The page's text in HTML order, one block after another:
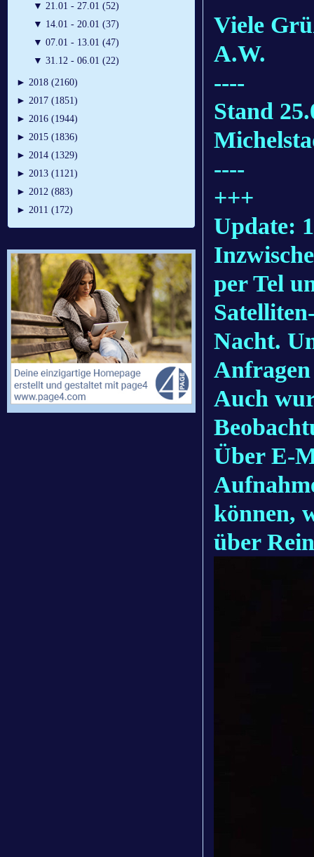
▼ 21.01 - 27.01 (52)
▼ 14.01 - 20.01 (37)
▼ 07.01 - 13.01 (47)
▼ 31.12 - 06.01 (22)
► 2018 (2160)
► 2017 (1851)
► 2016 (1944)
► 2015 (1836)
► 2014 (1329)
► 2013 (1121)
► 2012 (883)
► 2011 (172)
Viele
A.W.
----
Stand
----
+++
Update:
per Tel
Nacht.
Auch
Über E-
können,
über